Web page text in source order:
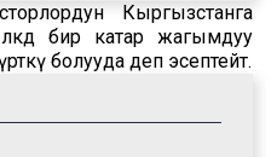
Кыргызстанга
бир катар жагымдуу
болууда деп эсептейт.